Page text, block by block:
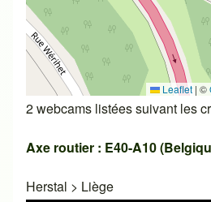
Leaflet | ©
2 webcams listées suivant les
Axe routier : E40-A10
Herstal > Liège